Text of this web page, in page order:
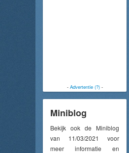
- Advertentie (?)-
Miniblog
Bekijk ook de Miniblog
van 11/03/2021 voor
meer informatie en